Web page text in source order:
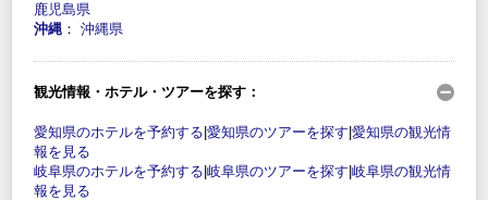
鹿児島県
沖縄 ： 沖縄県
観光情報・ホテル・ツアーを探す：
愛知県のホテルを予約する 愛知県のツアーを探す 愛知県の観光情
報を見る
岐阜県のホテルを予約する 岐阜県のツアーを探す 岐阜県の観光情
報を見る